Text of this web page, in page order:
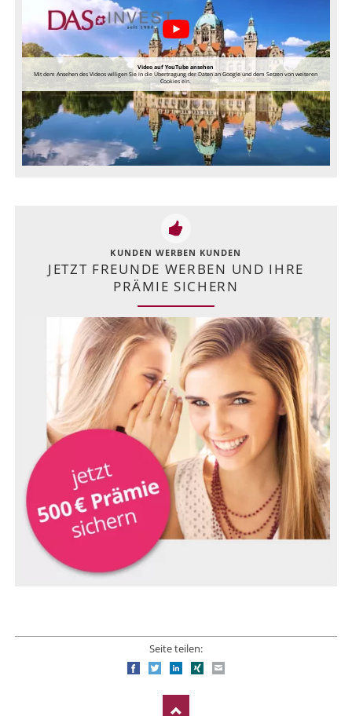
Video auf YouTube ansehen
Mit dem Ansehen des Videos willigen Sie in die Übertragung der Daten an Google und dem Setzen von weiteren
Cookies ein.
KUNDEN WERBEN KUNDEN
JETZT FREUNDE WERBEN UND IHRE
PRÄMIE SICHERN
Seite teilen:
FacebookTwitterLinkedIn
Xing